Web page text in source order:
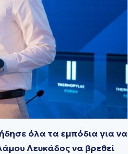
όλα τα εμπόδια για να
Λευκάδος να βρεθεί